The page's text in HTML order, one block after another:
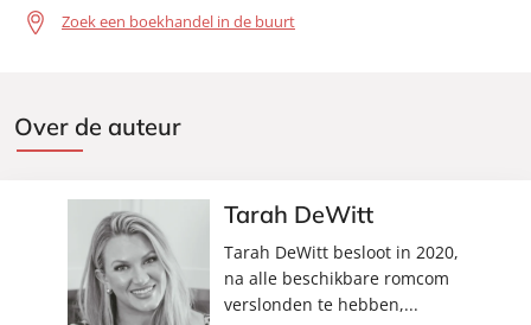
Zoek een boekhandel in de buurt
Over de auteur
Tarah DeWitt
Tarah DeWitt besloot in 2020,
na alle beschikbare romcom
verslonden te hebben,...